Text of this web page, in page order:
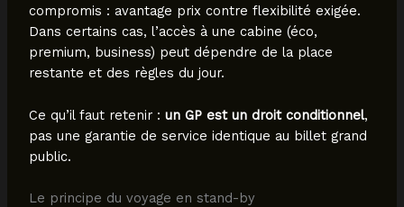
compromis : avantage prix contre flexibilité exigée.
Dans certains cas, l’accès à une cabine (éco,
premium, business) peut dépendre de la place
restante et des règles du jour.
Ce qu’il faut retenir : un GP est un droit conditionnel,
pas une garantie de service identique au billet grand
public.
Le principe du voyage en stand-by